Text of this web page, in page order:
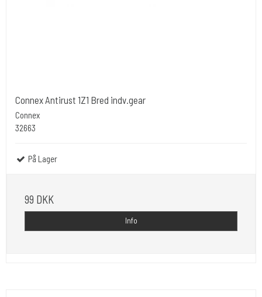
Connex Antirust 1Z1 Bred indv.gear
Connex
32663
På Lager
99 DKK
Info